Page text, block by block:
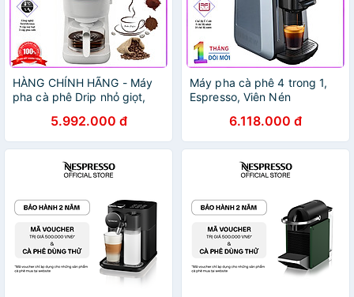
HÀNG CHÍNH HÃNG - Máy
pha cà phê Drip nhỏ giọt,
Philips Morgen HD7781/90
5.992.000 đ
Máy pha cà phê 4 trong 1,
Espresso, Viên Nén
Dolcegusto, Kcup Thương
hiệu Mỹ cao cấp HiBREW -
H6. Hàng chính hãng
6.118.000 đ